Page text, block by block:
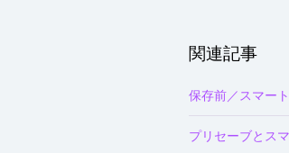
関連記事
保存前／スマー
プリセーブとス